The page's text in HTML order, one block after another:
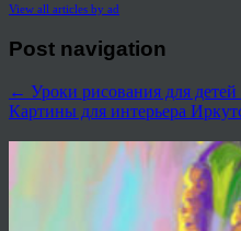
View all articles by ad
Post navigation
← Уроки рисования для
Картины для интерьера